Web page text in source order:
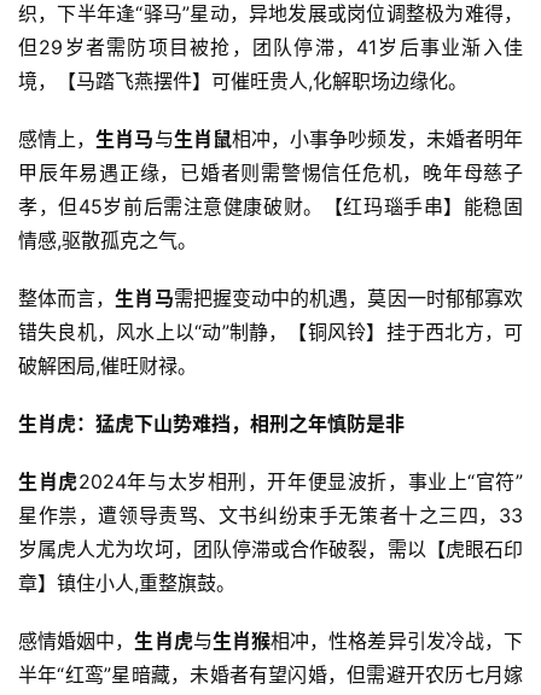
织，下半年逢“驿马”星动，异地发展或岗位调整极为难得，
但29岁者需防项目被抢，团队停滞，41岁后事业渐入佳
境，【马踏飞燕摆件】可催旺贵人,化解职场边缘化。
感情上，生肖马与生肖鼠相冲，小事争吵频发，未婚者明年
甲辰年易遇正缘，已婚者则需警惕信任危机，晚年母慈子
孝，但45岁前后需注意健康破财。【红玛瑙手串】能稳固
情感,驱散孤克之气。
整体而言，生肖马需把握变动中的机遇，莫因一时郁郁寡欢
错失良机，风水上以“动”制静，【铜风铃】挂于西北方，可
破解困局,催旺财禄。
生肖虎：猛虎下山势难挡，相刑之年慎防是非
生肖虎2024年与太岁相刑，开年便显波折，事业上“官符”
星作祟，遭领导责骂、文书纠纷束手无策者十之三四，33
岁属虎人尤为坎坷，团队停滞或合作破裂，需以【虎眼石印
章】镇住小人,重整旗鼓。
感情婚姻中，生肖虎与生肖猴相冲，性格差异引发冷战，下
半年“红鸾”星暗藏，未婚者有望闪婚，但需避开农历七月嫁